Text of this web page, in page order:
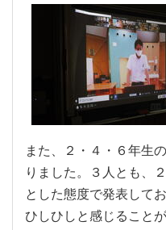
また、２・４・６年生
りました。３人とも、
とした態度で発表して
ひしひしと感じること